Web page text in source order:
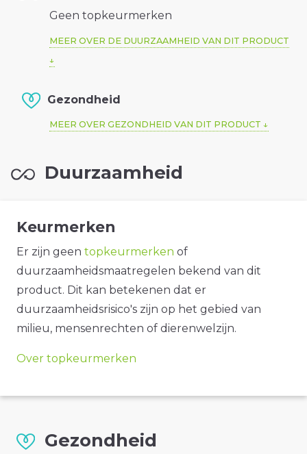
Geen topkeurmerken
MEER OVER DE DUURZAAMHEID VAN DIT PRODUCT
Gezondheid
MEER OVER GEZONDHEID VAN DIT PRODUCT
Duurzaamheid
Keurmerken
Er zijn geen topkeurmerken of
duurzaamheidsmaatregelen bekend van dit
product. Dit kan betekenen dat er
duurzaamheidsrisico's zijn op het gebied van
milieu, mensenrechten of dierenwelzijn.
Over topkeurmerken
Gezondheid